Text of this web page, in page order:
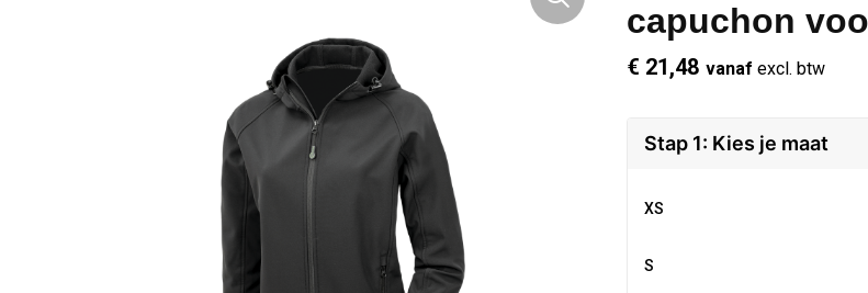
capuchon
€ 21,48 vanaf excl. btw
Stap 1: Kies je maat
XS
S